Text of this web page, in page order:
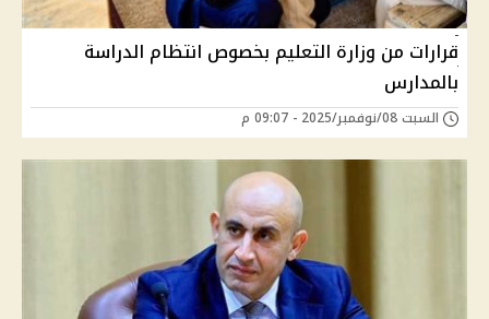
قرارات من وزارة التعليم بخصوص انتظام الدراسة
بالمدارس
السبت 08/نوفمبر/2025 - 09:07 م